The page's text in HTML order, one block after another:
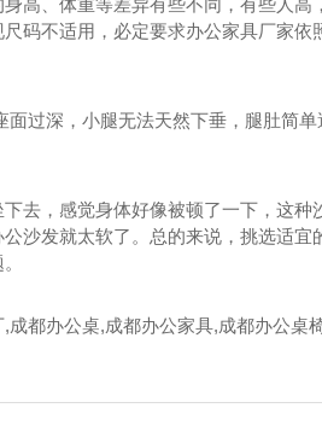
成都办公椅
高、体重等差异有些不同，有些人高
码不适用，必定要求办公家具厂家依
过深，小腿无法天然下垂，腿肚简
去，感觉身体好像被顿了一下，这种
沙发就太软了。总的来说，挑选适宜
都办公桌,成都办公家具,成都办公桌